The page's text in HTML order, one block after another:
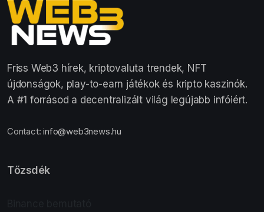
Friss Web3 hírek, kriptovaluta trendek, NFT
újdonságok, play-to-earn játékok és kripto kaszinók.
A #1 forrásod a decentralizált világ legújabb infóiért.
Contact:info@web3news.hu
Tőzsdék